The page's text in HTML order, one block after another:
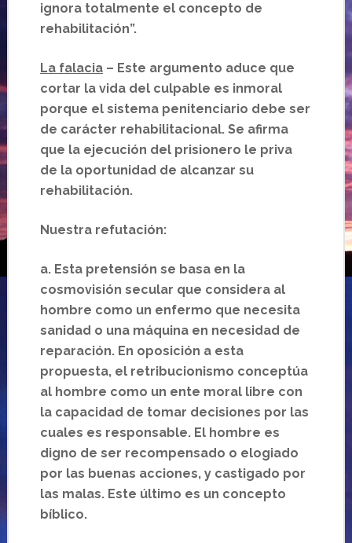
ignora totalmente el concepto de
rehabilitación”.
La falacia– Este argumento aduce que
cortar la vida del culpable es inmoral
porque el sistema penitenciario debe ser
de carácter rehabilitacional. Se afirma
que la ejecución del prisionero le priva
de la oportunidad de alcanzar su
rehabilitación.
Nuestra refutación:
a.Esta pretensión se basa en la
cosmovisión secular que considera al
hombre como un enfermo que necesita
sanidad o una máquina en necesidad de
reparación. En oposición a esta
propuesta, el retribucionismo conceptúa
al hombre como un ente moral libre con
la capacidad de tomar decisiones por las
cuales es responsable. El hombre es
digno de ser recompensado o elogiado
por las buenas acciones, y castigado por
las malas. Este último es un concepto
bíblico.